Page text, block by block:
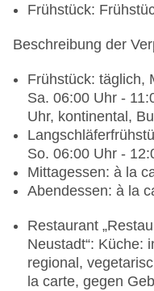
Frühstück:
Beschreibung der
Frühstück: täglich,
Sa. 06:00 Uhr -
Uhr, kontinental,
So. 06:00 Uhr -
Mittagessen: à la
Abendessen: à la
Restaurant
Neustadt“: Küche:
regional,
la carte, gegen